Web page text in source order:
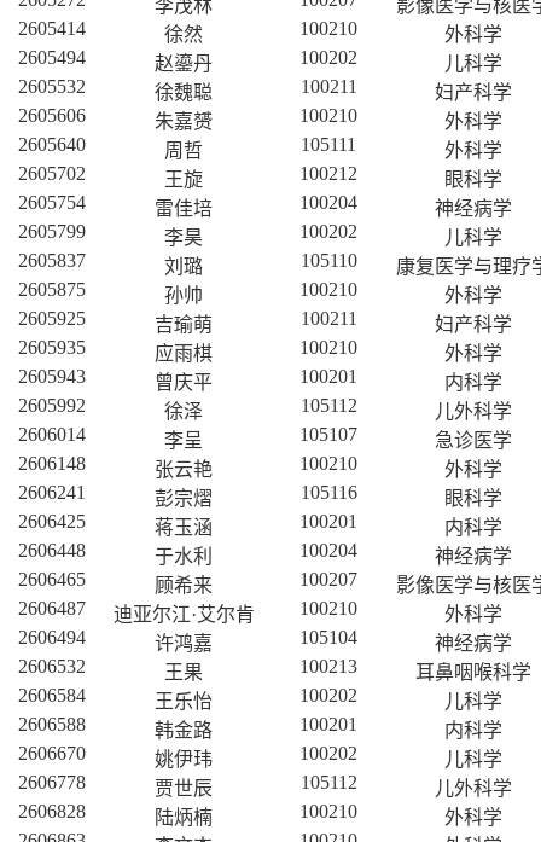
李茂林
影像医学与核医
2605414
徐然 100210
外科学
2605494
赵鎏丹 100202
儿科学
2605532
徐魏聪 100211
妇产科学
2605606
朱嘉赟 100210
外科学
2605640
周哲 105111
外科学
2605702
王旋 100212
眼科学
2605754
雷佳培 100204
神经病学
2605799
李昊 100202
儿科学
2605837
刘璐 105110
康复医学与理疗
2605875
孙帅 100210
外科学
2605925
吉瑜萌 100211
妇产科学
2605935
应雨棋 100210
外科学
2605943
曾庆平 100201
内科学
2605992
徐泽 105112
儿外科学
2606014
李呈 105107
急诊医学
2606148
张云艳 100210
外科学
2606241
彭宗熠 105116
眼科学
2606425
蒋玉涵 100201
内科学
2606448
于水利 100204
神经病学
2606465
顾希来 100207
影像医学与核医
2606487
迪亚尔江·艾尔肯 100210
外科学
2606494
许鸿嘉 105104
神经病学
2606532
王果 100213
耳鼻咽喉科学
2606584
王乐怡 100202
儿科学
2606588
韩金路 100201
内科学
2606670
姚伊玮 100202
儿科学
2606778
贾世辰 105112
儿外科学
2606828
陆炳楠 100210
外科学